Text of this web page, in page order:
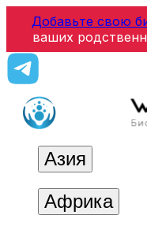
Добавьте свою
ваших
Азия
Африка